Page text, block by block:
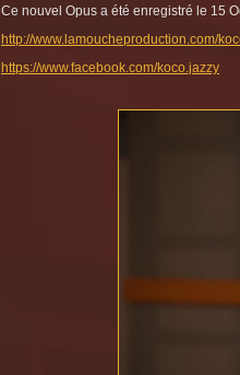
Ce nouvel Opus a été enregistré le 15
http://www.lamoucheproduction.com/
https://www.facebook.com/koco.jazzy